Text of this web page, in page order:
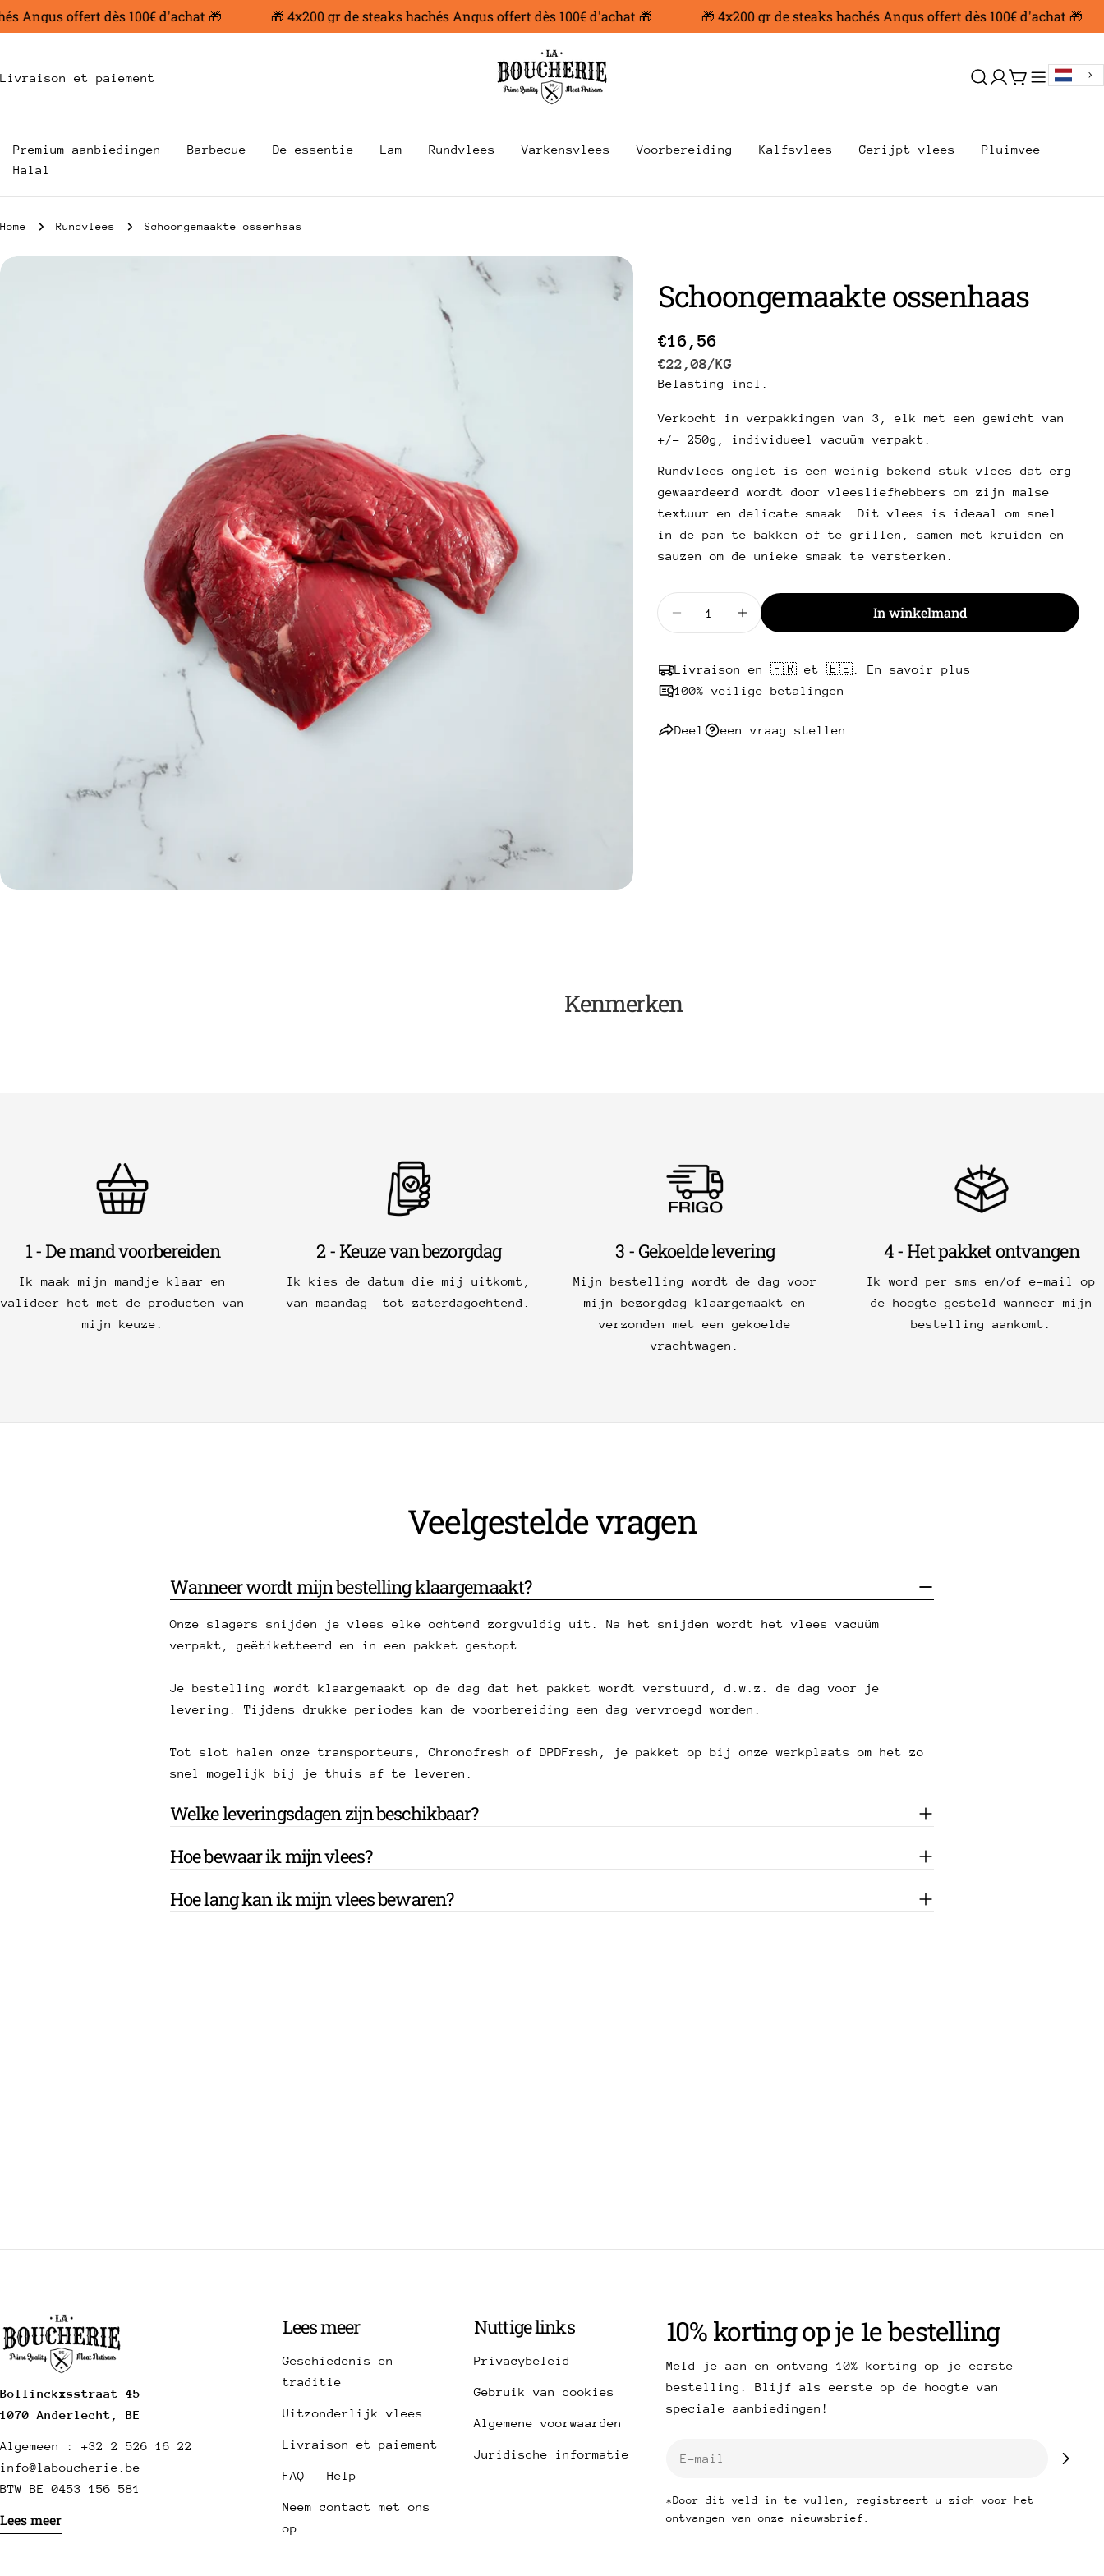
Ga
naar
offert dès 100€ d'achat 🎁 🎁 4x200 gr de steaks hachés Angus offert dès 100€ d'achat 🎁 🎁 4x200 gr de steaks hachés Angus offert dès 100€ d'achat 🎁
Livraison et paiement
Aanmelden
Trolley
Premium aanbiedingen Barbecue De essentie Lam Rundvlees Varkensvlees Voorbereiding Kalfsvlees Gerijpt vlees
Pluimvee
Halal
Home Rundvlees Schoongemaakte ossenhaas
Ga
media 0 in modale modus
Schoongemaakte ossenhaas
Prix
​​
habituel
€16,56
PRIJS
PER
€22,08/PAR
KG
Belasting incl.
Verkocht in verpakkingen van 3, elk met een gewicht van
+/- 250g, individueel vacuüm verpakt.
Rundvlees onglet is een weinig bekend stuk vlees dat erg
gewaardeerd wordt door vleesliefhebbers om zijn malse
textuur en delicate smaak. Dit vlees is ideaal om snel
in de pan te bakken of te grillen, samen met kruiden en
sauzen om de unieke smaak te versterken.
Verminder de hoeveelheid voor Schoongemaakte ossenhaas
Verhoog de hoeveelheid voor Schoongemaakte
In winkelmand
Livraison en 🇫🇷 et 🇧🇪. En savoir plus
100% veilige betalingen
Deel
Deel dit product
Deel
op
een vraag stellen
een vraag stellen
naam
mail
bericht
Velden met een * zijn verplicht.
Kenmerken
1 - De mand voorbereiden
Ik maak mijn mandje klaar en
valideer het met de producten van
mijn keuze.
2 - Keuze van bezorgdag
Ik kies de datum die mij uitkomt,
van maandag- tot zaterdagochtend.
3 - Gekoelde levering
Mijn bestelling wordt de dag voor
mijn bezorgdag klaargemaakt en
verzonden met een gekoelde
vrachtwagen.
4 - Het pakket ontvangen
Ik word per sms en/of e-mail op
de hoogte gesteld wanneer mijn
bestelling aankomt.
Veelgestelde vragen
Wanneer wordt mijn bestelling klaargemaakt?
Onze slagers snijden je vlees elke ochtend zorgvuldig uit. Na het snijden wordt het vlees vacuüm
verpakt, geëtiketteerd en in een pakket gestopt.
Je bestelling wordt klaargemaakt op de dag dat het pakket wordt verstuurd, d.w.z. de dag voor je
levering. Tijdens drukke periodes kan de voorbereiding een dag vervroegd worden.
Tot slot halen onze transporteurs, Chronofresh of DPDFresh, je pakket op bij onze werkplaats om het zo
snel mogelijk bij je thuis af te leveren.
Welke leveringsdagen zijn beschikbaar?
Hoe bewaar ik mijn vlees?
Hoe lang kan ik mijn vlees bewaren?
Bollinckxsstraat 45
1070 Anderlecht, BE
Algemeen : +32 2 526 16 22
info@laboucherie.be
BTW BE 0453 156 581
Lees meer
Lees meer
Geschiedenis en
traditie
Uitzonderlijk vlees
Livraison et paiement
FAQ - Help
Neem contact met ons
op
Nuttige links
Privacybeleid
Gebruik van cookies
Algemene voorwaarden
Juridische informatie
10% korting op je 1e bestelling
Meld je aan en ontvang 10% korting op je eerste
bestelling. Blijf als eerste op de hoogte van
speciale aanbiedingen!
*Door dit veld in te vullen, registreert u zich voor het
ontvangen van onze nieuwsbrief.